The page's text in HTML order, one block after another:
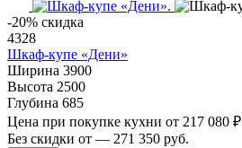
-20% скидка
4328
Шкаф-купе «Дени»
Ширина 3900
Высота 2500
Глубина 685
Цена при покупке кухни от 217 080 ₽
Без скидки от — 271 350 руб.